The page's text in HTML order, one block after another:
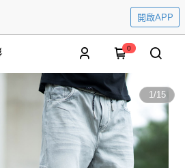
開啟APP
0
1/15